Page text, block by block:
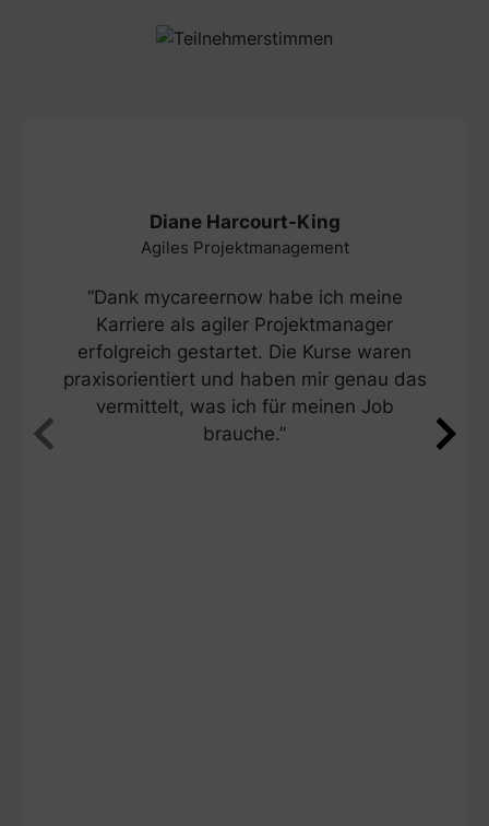
Diane Harcourt-King
Agiles Projektmanagement
“Dank mycareernow habe ich meine
Karriere als agiler Projektmanager
erfolgreich gestartet. Die Kurse waren
praxisorientiert und haben mir genau das
vermittelt, was ich für meinen Job
brauche.”